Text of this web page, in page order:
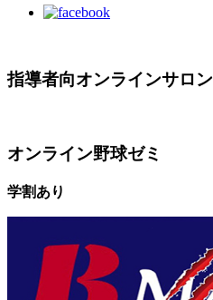
指導者向オンラインサロン
オンライン野球ゼミ
学割あり